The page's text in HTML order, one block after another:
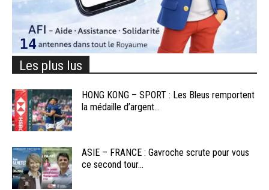
Les plus lus
HONG KONG – SPORT : Les Bleus remportent
la médaille d’argent...
ASIE – FRANCE : Gavroche scrute pour vous
ce second tour...